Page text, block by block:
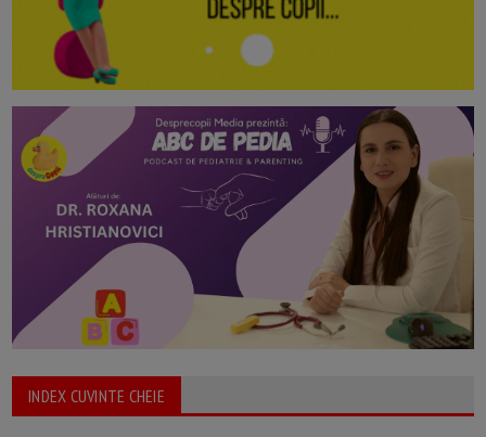
INDEX CUVINTE CHEIE